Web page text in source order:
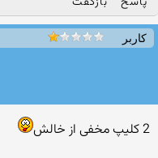
کاربر
2 کلیپ مخفی از خالش